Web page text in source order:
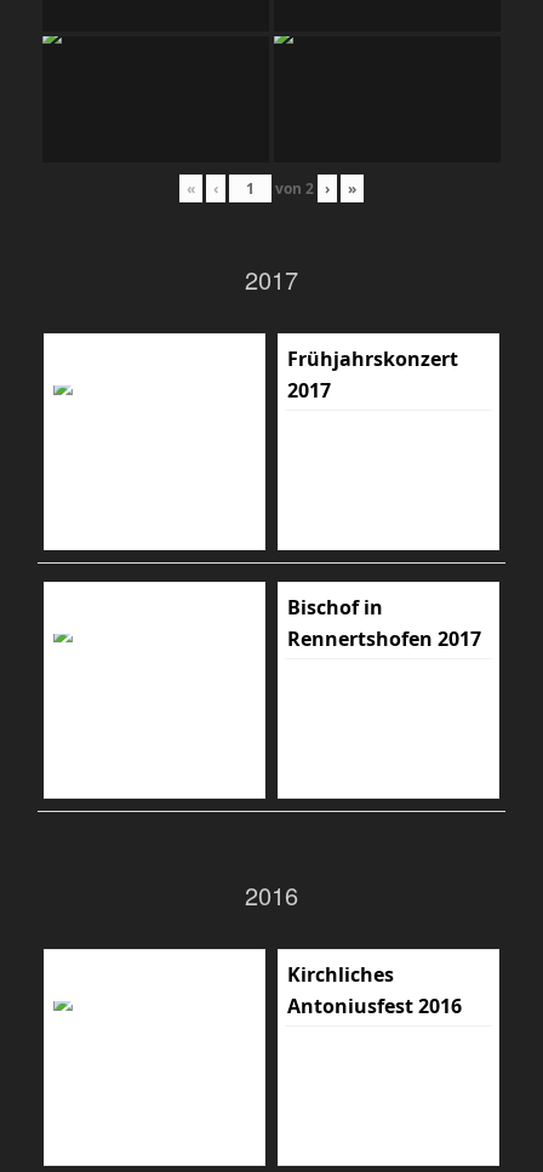
« ‹ von 2 › »
2017
Frühjahrskonzert
2017
Bischof in
Rennertshofen 2017
2016
Kirchliches
Antoniusfest 2016